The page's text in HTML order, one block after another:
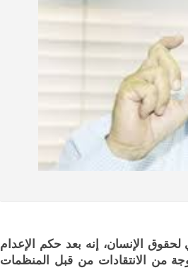
الإنسان، إنه بعد حكم الإعدام
من الانتقادات من قبل المنظمات